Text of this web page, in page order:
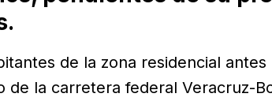
de la zona residencial
de la carretera federal Veracruz-